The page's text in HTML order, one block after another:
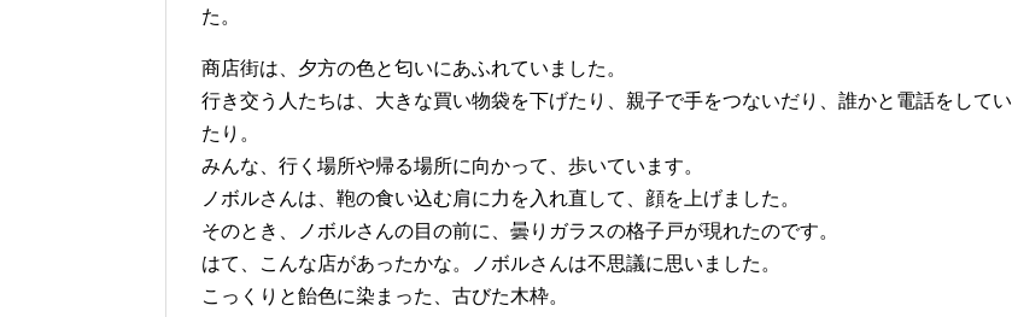
た。
商店街は、夕方の色と匂いにあふれていました。
行き交う人たちは、大きな買い物袋を下げたり、親子で手をつないだり、誰かと電話をしてい
たり。
みんな、行く場所や帰る場所に向かって、歩いています。
ノボルさんは、鞄の食い込む肩に力を入れ直して、顔を上げました。
そのとき、ノボルさんの目の前に、曇りガラスの格子戸が現れたのです。
はて、こんな店があったかな。ノボルさんは不思議に思いました。
こっくりと飴色に染まった、古びた木枠。